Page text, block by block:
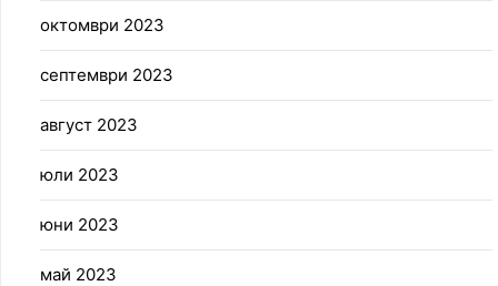
октомври 2023
септември 2023
август 2023
юли 2023
юни 2023
май 2023